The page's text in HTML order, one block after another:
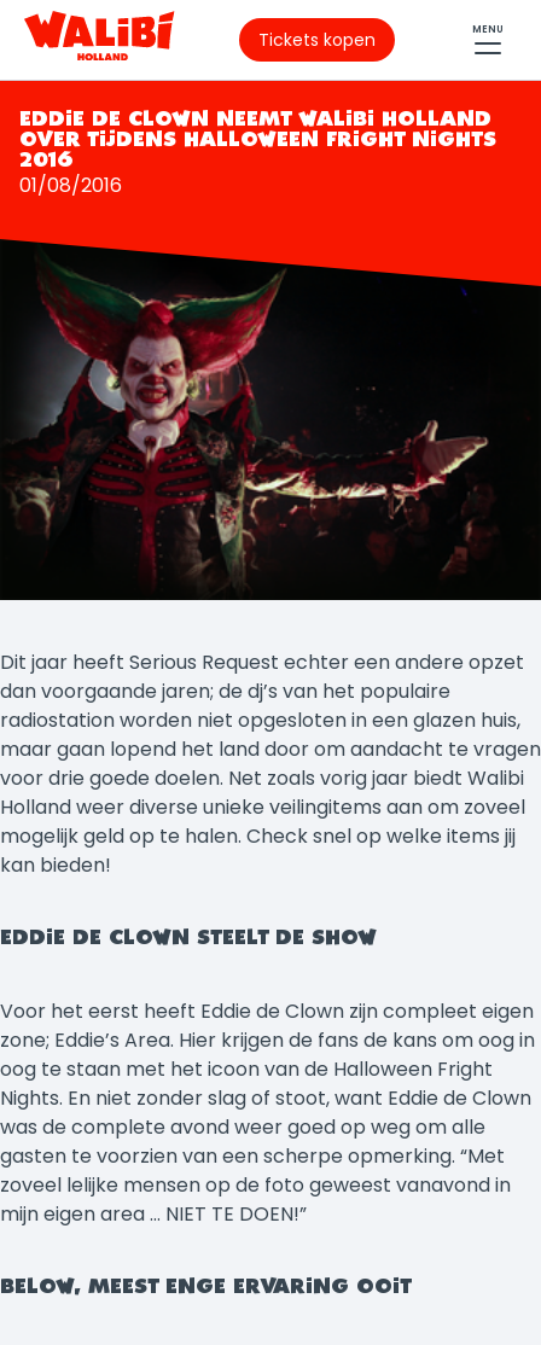
Tickets kopen MENU
EDDIE DE CLOWN NEEMT WALIBI HOLLAND
OVER TIJDENS HALLOWEEN FRIGHT NIGHTS
2016
01/08/2016
Dit jaar heeft Serious Request echter een andere opzet
dan voorgaande jaren; de dj’s van het populaire
radiostation worden niet opgesloten in een glazen huis,
maar gaan lopend het land door om aandacht te vragen
voor drie goede doelen. Net zoals vorig jaar biedt Walibi
Holland weer diverse unieke veilingitems aan om zoveel
mogelijk geld op te halen. Check snel op welke items jij
kan bieden!
EDDIE DE CLOWN STEELT DE SHOW
Voor het eerst heeft Eddie de Clown zijn compleet eigen
zone; Eddie’s Area. Hier krijgen de fans de kans om oog in
oog te staan met het icoon van de Halloween Fright
Nights. En niet zonder slag of stoot, want Eddie de Clown
was de complete avond weer goed op weg om alle
gasten te voorzien van een scherpe opmerking. “Met
zoveel lelijke mensen op de foto geweest vanavond in
mijn eigen area … NIET TE DOEN!”
BELOW, MEEST ENGE ERVARING OOIT